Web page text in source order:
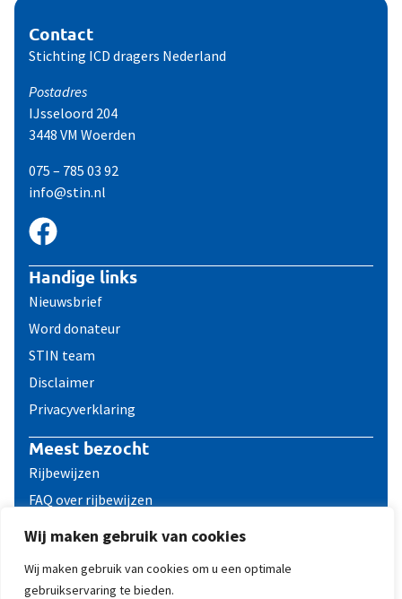
Wij maken gebruik van cookies
Wij maken gebruik van cookies om u een optimale
gebruikservaring te bieden.
Contact
Stichting ICD dragers Nederland
Postadres
IJsseloord 204
3448 VM Woerden
075 – 785 03 92
info@stin.nl
Handige links
Nieuwsbrief
Word donateur
STIN team
Disclaimer
Privacyverklaring
Meest bezocht
Rijbewijzen
FAQ over rijbewijzen
Reizen met een ICD
© 2011 - 2026 STIN, Stichting ICD dragers Nederland